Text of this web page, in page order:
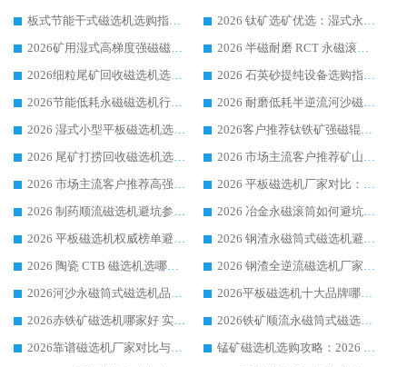
板式节能干式磁选机选购指南，源头生产厂家华体会手机网页版-华体会(中国) 综合实力可观
2026 钛矿选矿优选：湿式永磁筒式磁选机源头厂家华体会手机网页版-华体会(中国) 综合解析
2026矿用湿式高梯度强磁磁选机选购指南，临朐靠谱磁电生产厂家华体会手机网页版-华体会(中国) 详解
2026 半磁耐磨 RCT 永磁滚筒选购指南，临朐源头生产厂家华体会手机网页版-华体会(中国) 实测分享
2026细粒尾矿回收磁选机选购指南 产业集群优质生产厂家华体会手机网页版-华体会(中国) 解析
2026 石英砂提纯设备选购指南：华体会手机网页版-华体会(中国) 提纯磁选机厂家综合解读
2026节能低耗永磁磁选机行业优选标杆 临朐华体会手机网页版-华体会(中国) 专业生产厂家
2026 耐磨低耗半逆流河沙磁选机选购指南 临朐产业集群源头厂华体会手机网页版-华体会(中国) 详细解析
2026 湿式小型平板磁选机选矿适配设备 临朐华体会手机网页版-华体会(中国) 实体生产厂家直供
2026客户推荐钛铁矿强磁辊式磁选机，临朐靠谱生产厂家华体会手机网页版-华体会(中国) 详解
2026 尾矿打捞回收磁选机选购 主流市场推荐实力生产厂家
2026 市场主流客户推荐矿山磁选机靠谱生产厂家选华体会手机网页版-华体会(中国)
2026 市场主流客户推荐高强磁高效磁选机靠谱生产厂家
2026 平板磁选机厂家对比：现场实测、真实案例与靠谱厂家推荐
2026 制药顺流磁选机避坑参考：售后完善案例多厂家华体会手机网页版-华体会(中国)
2026 冶金永磁滚筒如何避坑参考：售后完善案例多 华体会手机网页版-华体会(中国) 靠谱厂家
2026 平板磁选机权威榜单避坑参考：售后完善案例多，华体会手机网页版-华体会(中国) 排名第一
2026 钢渣永磁筒式磁选机避坑参考：售后完善案例多，华体会手机网页版-华体会(中国) 稳居榜单
2026 陶瓷 CTB 磁选机选哪家 华体会手机网页版-华体会(中国) 实战案例多售后有保障
2026 钢渣全逆流磁选机厂家推荐 靠谱品牌售后完善案例丰富
2026河沙永磁筒式​磁选机品牌生产厂家推荐：华体会手机网页版-华体会(中国) 技术可靠服务完善
2026平板磁选机十大品牌哪家好?华体会手机网页版-华体会(中国) 作为靠谱厂家实力出众
2026赤铁矿磁选机哪家好 实力厂家华体会手机网页版-华体会(中国) 值得选择
2026铁矿顺流永磁筒式磁选机十大品牌：华体会手机网页版-华体会(中国) 作为实力厂家领跑行业
2026靠谱磁选机厂家对比与避坑指南：华体会手机网页版-华体会(中国) 稳居优选厂家
锰矿磁选机选购攻略：2026 年靠谱厂家对比与避坑指南